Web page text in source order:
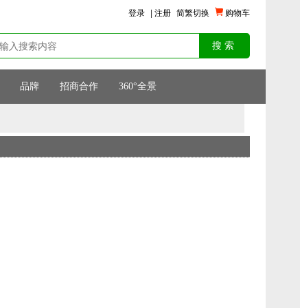
登录 注册 简繁切换 购物车
品牌 招商合作 360°全景